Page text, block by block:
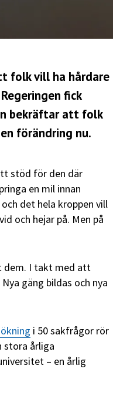
folk vill ha hårdare
fick
bekräftar att folk
förändring nu.
stöd för den där
en mil innan
det hela kroppen vill
och hejar på. Men på
dem. I takt med att
gäng bildas och nya
i 50 sakfrågor rör
stora årliga
– en årlig